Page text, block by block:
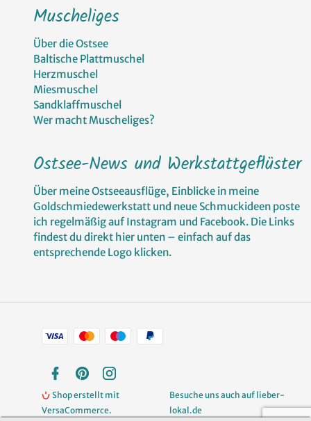
Muscheliges
Über die Ostsee
Baltische Plattmuschel
Herzmuschel
Miesmuschel
Sandklaffmuschel
Wer macht Muscheliges?
Ostsee-News und Werkstattgeflüster
Über meine Ostseeausflüge, Einblicke in meine
Goldschmiedewerkstatt und neue Schmuckideen poste
ich regelmäßig auf Instagram und Facebook. Die Links
findest du direkt hier unten – einfach auf das
entsprechende Logo klicken.
Zahlungsarten
FacebookPinterest
Shop erstellt mit
VersaCommerce.
Besuche uns auch auf lieber-
lokal.de